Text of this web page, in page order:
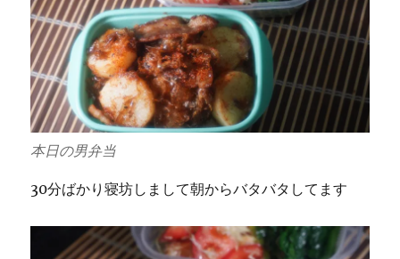
本日の男弁当
30分ばかり寝坊しまして朝からバタバタしてます